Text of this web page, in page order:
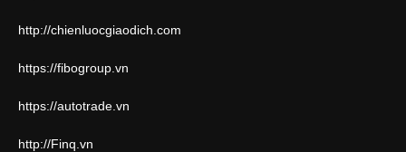
http://chienluocgiaodich.com
https://fibogroup.vn
https://autotrade.vn
http://Finq.vn